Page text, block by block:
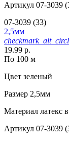
Артикул 07-3039
07-3039 (33)
2,5мм
19.99 р.
По 100 м
Цвет зеленый
Размер 2,5мм
Материал латекс
Артикул 07-3039